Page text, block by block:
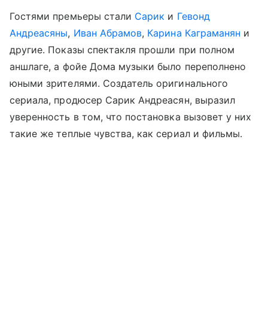
Гостями премьеры стали Сарик и Гевонд
Андреасяны, Иван Абрамов, Карина Каграманян и
другие. Показы спектакля прошли при полном
аншлаге, а фойе Дома музыки было переполнено
юными зрителями. Создатель оригинального
сериала, продюсер Сарик Андреасян, выразил
уверенность в том, что постановка вызовет у них
такие же теплые чувства, как сериал и фильмы.